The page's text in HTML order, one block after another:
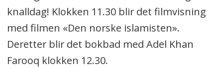
knalldag! Klokken 11.30 blir det filmvisning
med filmen «Den norske islamisten».
Deretter blir det bokbad med Adel Khan
Farooq klokken 12.30.